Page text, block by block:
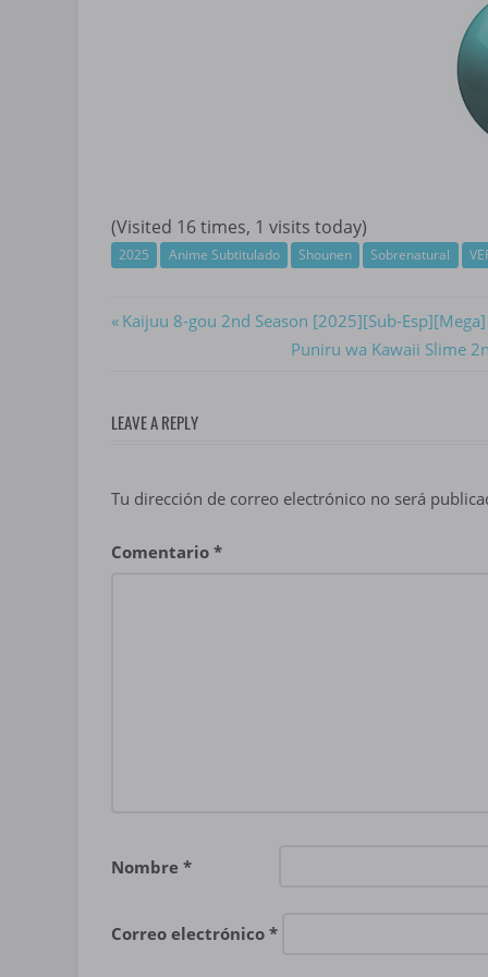
(Visited 16 times, 1 visits today)
2025 Anime Subtitulado Shounen Sobrenatural
Navegación
entradas
Previous
Kaijuu 8-gou 2nd Season [2025][Sub-
Next
Puniru wa Kawaii Slime
LEAVE A REPLY
Tu dirección de correo electrónico no será
Comentario *
Nombre *
Correo electrónico *